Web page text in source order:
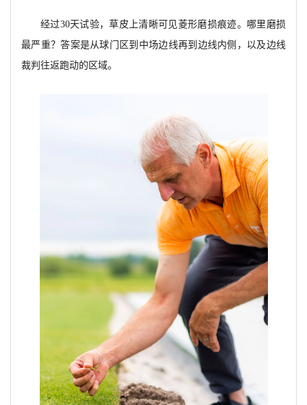
经过30天试验，草皮上清晰可见菱形磨损痕迹。哪里磨损
最严重？答案是从球门区到中场边线再到边线内侧，以及边线
裁判往返跑动的区域。